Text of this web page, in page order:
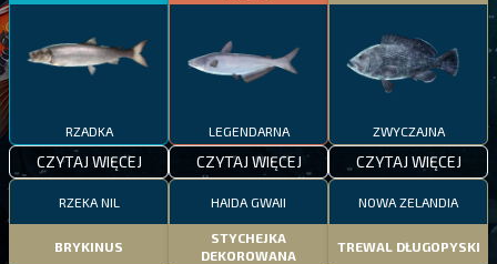
RZADKA
CZYTAJ WIĘCEJ
LEGENDARNA
CZYTAJ WIĘCEJ
ZWYCZAJNA
CZYTAJ WIĘCEJ
RZEKA NIL
BRYKINUS
HAIDA GWAII
STYCHEJKA
DEKOROWANA
NOWA ZELANDIA
TREWAL DŁUGOPYSKI